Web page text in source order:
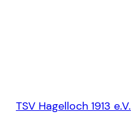
TSV Hagelloch 1913 e.V.